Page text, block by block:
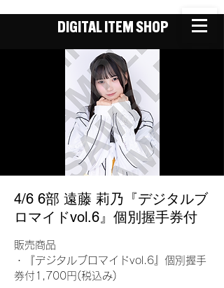
DIGITAL ITEM SHOP
4/6 6部 遠藤 莉乃『デジタルブ
ロマイドvol.6』個別握手券付
販売商品
・『デジタルブロマイドvol.6』個別握手
券付1,700円(税込み)